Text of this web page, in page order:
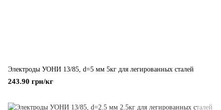
Электроды УОНИ 13/85, d=5 мм 5кг для легированных сталей
243.90 грн/кг